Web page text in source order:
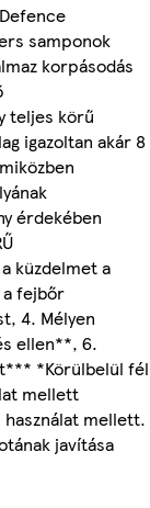
samponok
korpásodás
teljes körű
igazoltan akár 8
érdekében
a küzdelmet a
fejbőr
4. Mélyen
ellen**, 6.
*Körülbelül fél
mellett
mellett.
javítása